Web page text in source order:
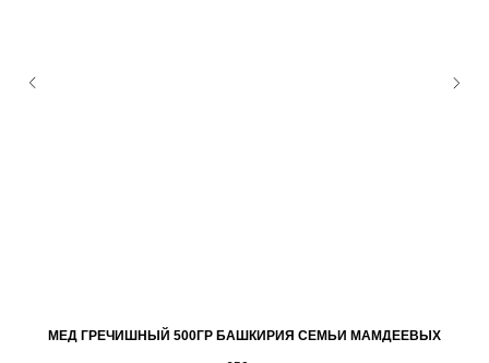
МЕД ГРЕЧИШНЫЙ 500ГР БАШКИРИЯ СЕМЬИ МАМДЕЕВЫХ